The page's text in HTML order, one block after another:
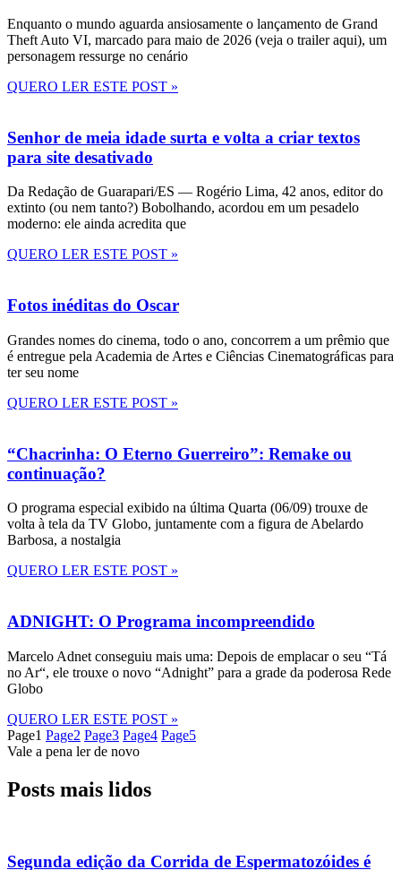
Enquanto o mundo aguarda ansiosamente o lançamento de Grand
Theft Auto VI, marcado para maio de 2026 (veja o trailer aqui), um
personagem ressurge no cenário
QUERO LER ESTE POST »
Senhor de meia idade surta e volta a criar textos
para site desativado
Da Redação de Guarapari/ES — Rogério Lima, 42 anos, editor do
extinto (ou nem tanto?) Bobolhando, acordou em um pesadelo
moderno: ele ainda acredita que
QUERO LER ESTE POST »
Fotos inéditas do Oscar
Grandes nomes do cinema, todo o ano, concorrem a um prêmio que
é entregue pela Academia de Artes e Ciências Cinematográficas para
ter seu nome
QUERO LER ESTE POST »
“Chacrinha: O Eterno Guerreiro”: Remake ou
continuação?
O programa especial exibido na última Quarta (06/09) trouxe de
volta à tela da TV Globo, juntamente com a figura de Abelardo
Barbosa, a nostalgia
QUERO LER ESTE POST »
ADNIGHT: O Programa incompreendido
Marcelo Adnet conseguiu mais uma: Depois de emplacar o seu “Tá
no Ar“, ele trouxe o novo “Adnight” para a grade da poderosa Rede
Globo
QUERO LER ESTE POST »
Page1 Page2 Page3 Page4 Page5
Vale a pena ler de novo
Posts mais lidos
Segunda edição da Corrida de Espermatozóides é